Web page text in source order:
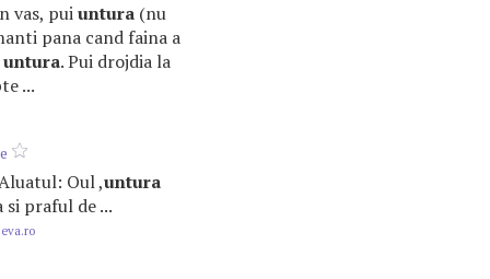
vas, puiuntura (nu
pana cand faina a
untura. Pui drojdia la
...
Oul ,untura
si praful de ...